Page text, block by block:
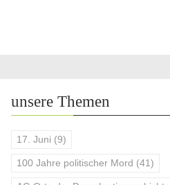
unsere Themen
17. Juni (9)
100 Jahre politischer Mord (41)